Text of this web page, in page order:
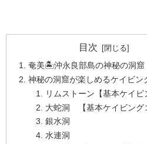
目次
奄美🏝沖永良部島の神秘の洞窟
神秘の洞窟が楽しめるケイビン
リムストーン【基本ケイビ
大蛇洞 【基本ケイビング
銀水洞
水連洞